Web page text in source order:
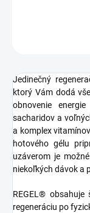
Jedinečný
ktorý Vám dodá
obnovenie
sacharidov a
a komplex
hotového gélu
uzáverom je
niekoľkých dávok a
REGEL®
regeneráciu po